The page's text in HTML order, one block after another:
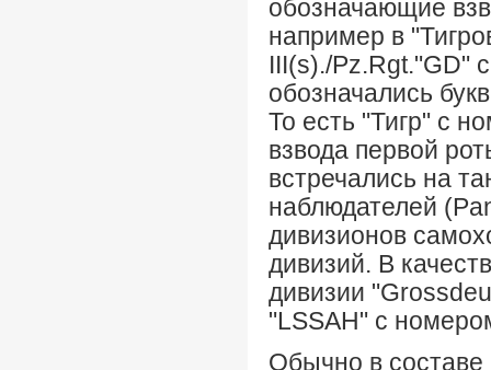
обозначающие
например в
III(s)./Pz.Rgt."GD"
обозначались
То есть "Тигр" с
взвода первой
встречались на
наблюдателей
дивизионов
дивизий. В
дивизии
"LSSAH" с
Обычно в составе